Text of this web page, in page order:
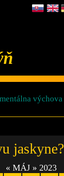
výchova
jaskyne?
« MÁJ » 2023